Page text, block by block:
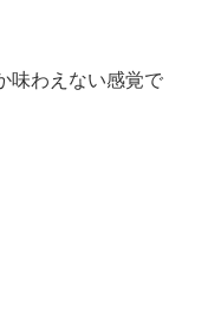
味わえない感覚で